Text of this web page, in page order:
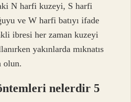
N harfi kuzeyi, S harfi
ve W harfi batıyı ifade
ibresi her zaman kuzeyi
yakınlarda mıknatıs
olun.
nelerdir 5